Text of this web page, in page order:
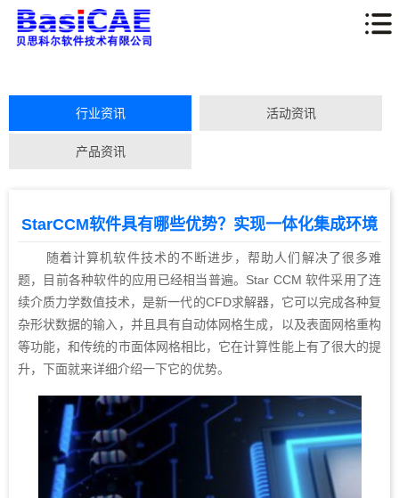
行业资讯 活动资讯
产品资讯
StarCCM软件具有哪些优势？实现一体化集成环境
随着计算机软件技术的不断进步，帮助人们解决了很多难
题，目前各种软件的应用已经相当普遍。Star CCM 软件采用了连
续介质力学数值技术，是新一代的CFD求解器，它可以完成各种复
杂形状数据的输入，并且具有自动体网格生成，以及表面网格重构
等功能，和传统的市面体网格相比，它在计算性能上有了很大的提
升，下面就来详细介绍一下它的优势。